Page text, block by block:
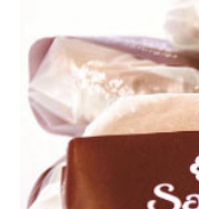
CHUBUT
CORDOBA
CORRIENTES
COSTA ATLANTICA